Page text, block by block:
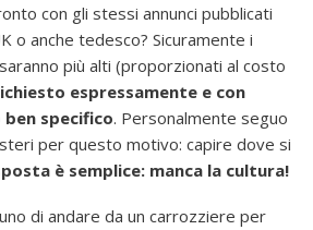
con gli stessi annunci pubblicati
o anche tedesco? Sicuramente i
più alti (proporzionati al costo
espressamente e con
specifico. Personalmente seguo
per questo motivo: capire dove si
è semplice: manca la cultura!
di andare da un carrozziere per